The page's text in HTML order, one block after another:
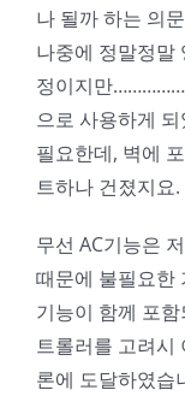
나 될까 하는 의
나중에 정말정말
정이지만
으로 사용하게
필요한데, 벽에
트하나 건졌지요
무선 AC기능은
때문에 불필요한
기능이 함께 포
트롤러를 고려시
론에 도달하였습